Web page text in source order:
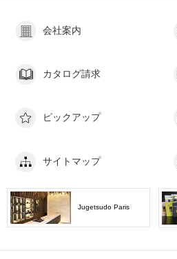
会社案内
カタログ請求
ピックアップ
サイトマップ
Jugetsudo Paris